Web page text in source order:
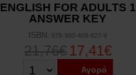
ENGLISH FOR ADULTS 1
ANSWER KEY
ISBN: 978-960-409-827-9
21,76€ 17,41€
Αγορά